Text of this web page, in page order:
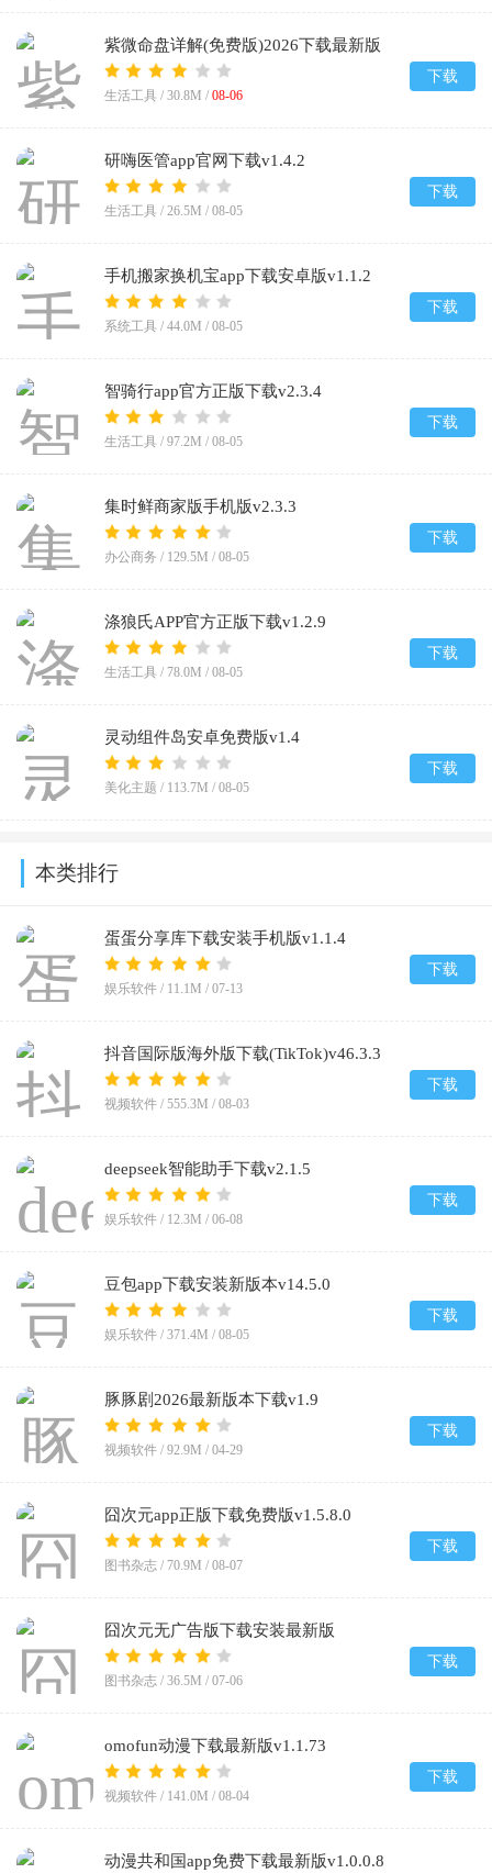
紫微命盘详解(免费版)2026下载最新版
v1.1
生活工具 / 30.8M / 08-06
下载
研嗨医管app官网下载v1.4.2
生活工具 / 26.5M / 08-05
下载
手机搬家换机宝app下载安卓版v1.1.2
系统工具 / 44.0M / 08-05
下载
智骑行app官方正版下载v2.3.4
生活工具 / 97.2M / 08-05
下载
集时鲜商家版手机版v2.3.3
办公商务 / 129.5M / 08-05
下载
涤狼氏APP官方正版下载v1.2.9
生活工具 / 78.0M / 08-05
下载
灵动组件岛安卓免费版v1.4
美化主题 / 113.7M / 08-05
下载
本类排行
蛋蛋分享库下载安装手机版v1.1.4
娱乐软件 / 11.1M / 07-13
下载
抖音国际版海外版下载(TikTok)v46.3.3
视频软件 / 555.3M / 08-03
下载
deepseek智能助手下载v2.1.5
娱乐软件 / 12.3M / 06-08
下载
豆包app下载安装新版本v14.5.0
娱乐软件 / 371.4M / 08-05
下载
豚豚剧2026最新版本下载v1.9
视频软件 / 92.9M / 04-29
下载
囧次元app正版下载免费版v1.5.8.0
图书杂志 / 70.9M / 08-07
下载
囧次元无广告版下载安装最新版
2026v1.5.8.0
图书杂志 / 36.5M / 07-06
下载
omofun动漫下载最新版v1.1.73
视频软件 / 141.0M / 08-04
下载
动漫共和国app免费下载最新版v1.0.0.8